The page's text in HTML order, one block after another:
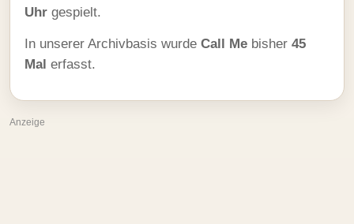
Uhr gespielt.
In unserer Archivbasis wurde Call Me bisher 45
Mal erfasst.
Anzeige